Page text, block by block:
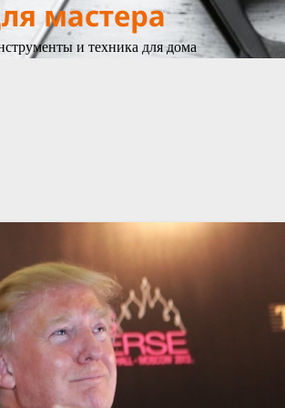
мастера
и техника для дома